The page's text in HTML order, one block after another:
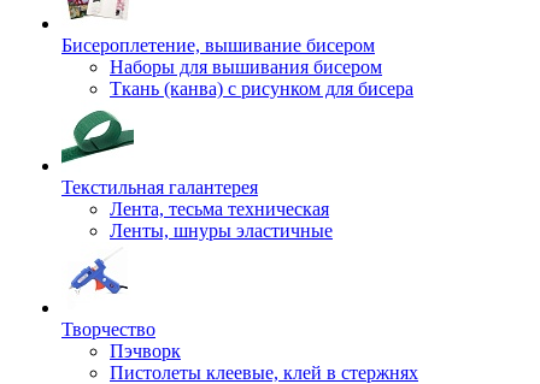
Бисероплетение, вышивание бисером
Наборы для вышивания бисером
Ткань (канва) с рисунком для бисера
Текстильная галантерея
Лента, тесьма техническая
Ленты, шнуры эластичные
Творчество
Пэчворк
Пистолеты клеевые, клей в стержнях